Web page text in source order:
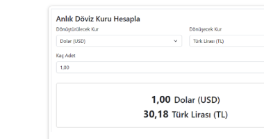
Gram Altın (GA)